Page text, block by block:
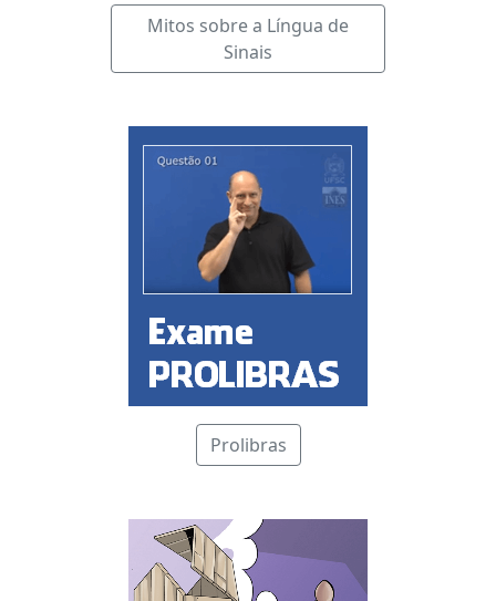
Mitos sobre a Língua de
Sinais
Prolibras